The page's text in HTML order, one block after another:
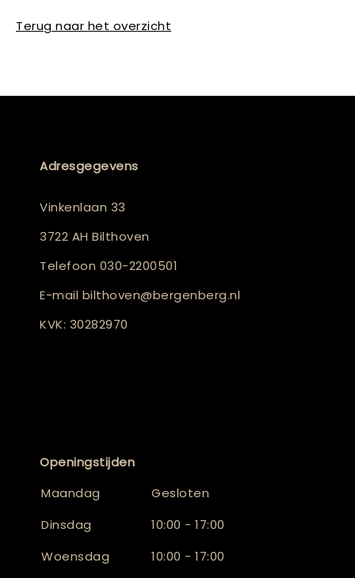
Terug naar het overzicht
Adresgegevens
Vinkenlaan 33
3722 AH Bilthoven
Telefoon 030-2200501
E-mail bilthoven@bergenberg.nl
KVK: 30282970
Openingstijden
Maandag
Gesloten
Dinsdag
10:00 - 17:00
Woensdag
10:00 - 17:00